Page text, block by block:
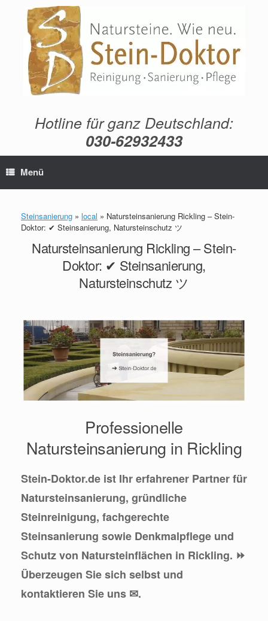
springen
Hotline für ganz Deutschland:
030-62932433
Menü
Steinsanierung » local » Natursteinsanierung Rickling – Stein-
Doktor: ✔ Steinsanierung, Natursteinschutz ツ
Natursteinsanierung Rickling – Stein-
Doktor: ✔ Steinsanierung,
Natursteinschutz ツ
Professionelle
Natursteinsanierung in Rickling
Stein-Doktor.de ist Ihr erfahrener Partner für
Natursteinsanierung, gründliche
Steinreinigung, fachgerechte
Steinsanierung sowie Denkmalpflege und
Schutz von Natursteinflächen in Rickling. ⏩
Überzeugen Sie sich selbst und
kontaktieren Sie uns ✉.